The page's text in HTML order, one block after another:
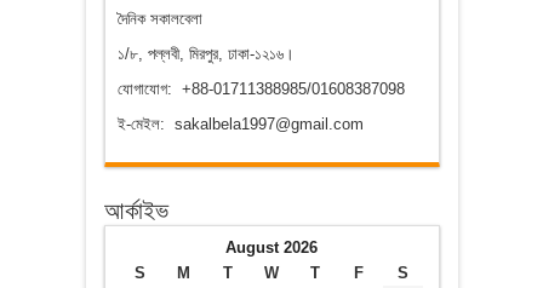
দৈনিক সকালবেলা
১/৮, পল্লবী, মিরপুর, ঢাকা-১২১৬।
যোগাযোগ: +88-01711388985/01608387098
ই-মেইল: sakalbela1997@gmail.com
আর্কাইভ
August 2026
S
M T W T F
S